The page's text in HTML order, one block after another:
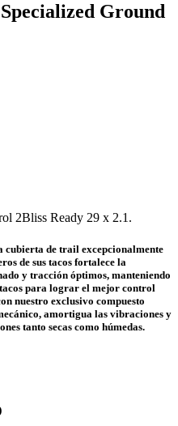
Ground
2Bliss Ready 29 x 2.1.
cubierta de trail excepcionalmente
de sus tacos fortalece la
y tracción óptimos, manteniendo
para lograr el mejor control
nuestro exclusivo compuesto
amortigua las vibraciones y
tanto secas como húmedas.